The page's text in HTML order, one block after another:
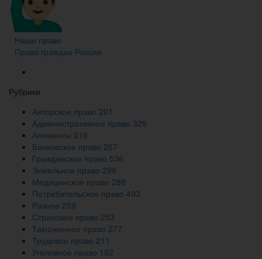
Наше право
Права граждан России
Рубрики
Авторское право 201
Административное право 329
Алименты 216
Банковское право 267
Гражданское право 536
Земельное право 299
Медицинское право 288
Потребительское право 493
Разное 259
Страховое право 253
Таможенное право 277
Трудовое право 211
Уголовное право 192